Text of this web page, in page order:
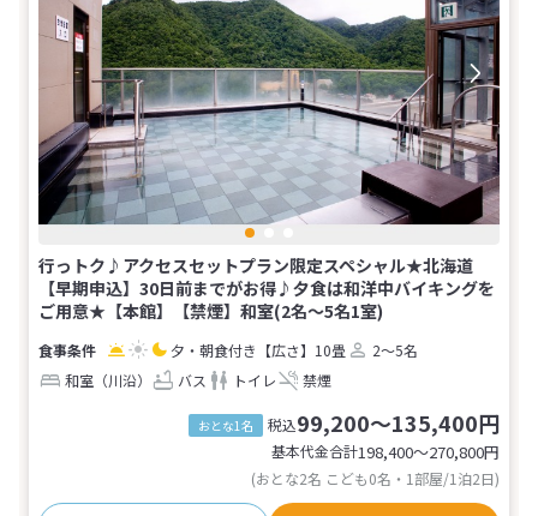
行っトク♪アクセスセットプラン限定スペシャル★北海道
【早期申込】30日前までがお得♪夕食は和洋中バイキングを
ご用意★【本館】【禁煙】和室(2名～5名1室)
夕・朝食付き 【広さ】10畳
2～5名
和室（川沿）
バス トイレ 禁煙
おとな1名 税込99,200～135,400円
基本代金合計198,400〜270,800円
(おとな2名 こども0名・1部屋/1泊2日)